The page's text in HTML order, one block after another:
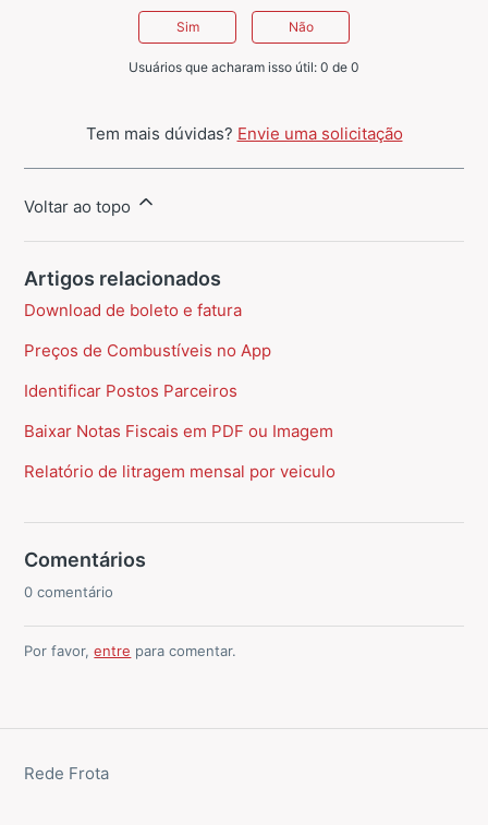
Sim Não
Usuários que acharam isso útil: 0 de 0
Tem mais dúvidas? Envie uma solicitação
Voltar ao topo
Artigos relacionados
Download de boleto e fatura
Preços de Combustíveis no App
Identificar Postos Parceiros
Baixar Notas Fiscais em PDF ou Imagem
Relatório de litragem mensal por veiculo
Comentários
0 comentário
Por favor,entre para comentar.
Rede Frota